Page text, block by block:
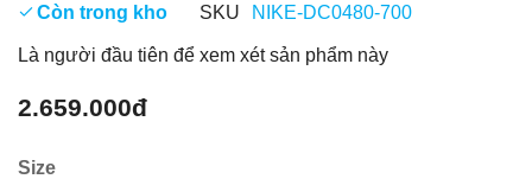
Còn trong kho SKU NIKE-DC0480-700
Là người đầu tiên để xem xét sản phẩm này
2.659.000đ
Size